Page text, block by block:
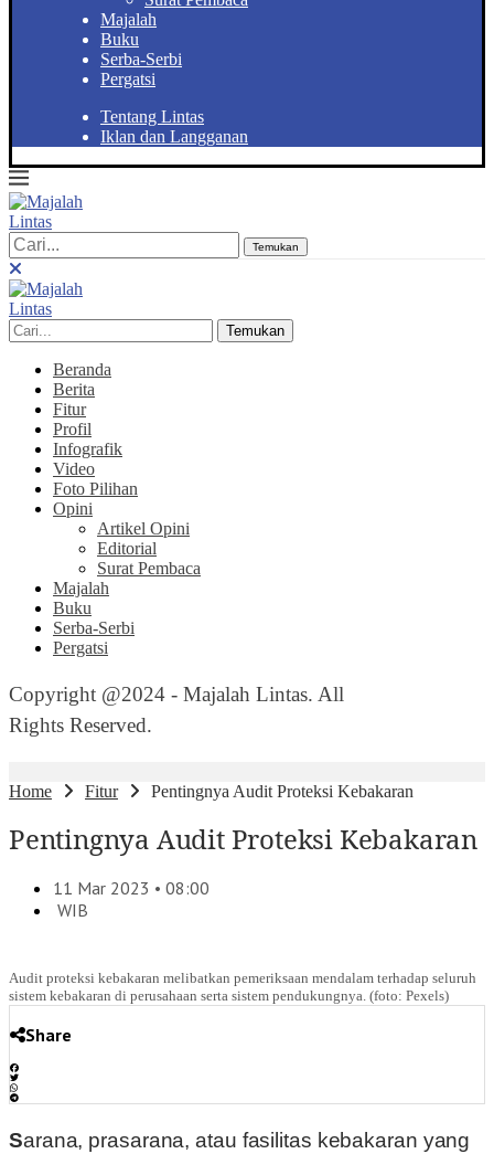
Majalah
Buku
Serba-Serbi
Pergatsi
Tentang Lintas
Iklan dan Langganan
Temukan
Temukan
Beranda
Berita
Fitur
Profil
Infografik
Video
Foto Pilihan
Opini
Artikel Opini
Editorial
Surat Pembaca
Majalah
Buku
Serba-Serbi
Pergatsi
Copyright @2024 - Majalah Lintas. All
Rights Reserved.
Home Fitur Pentingnya Audit Proteksi Kebakaran
Pentingnya Audit Proteksi Kebakaran
11 Mar 2023 • 08:00
WIB
Audit proteksi kebakaran melibatkan pemeriksaan mendalam terhadap seluruh
sistem kebakaran di perusahaan serta sistem pendukungnya. (foto: Pexels)
Share
Sarana, prasarana, atau fasilitas kebakaran yang